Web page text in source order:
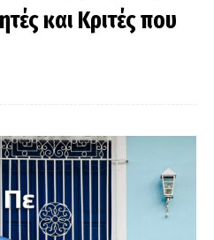
και Κριτές που